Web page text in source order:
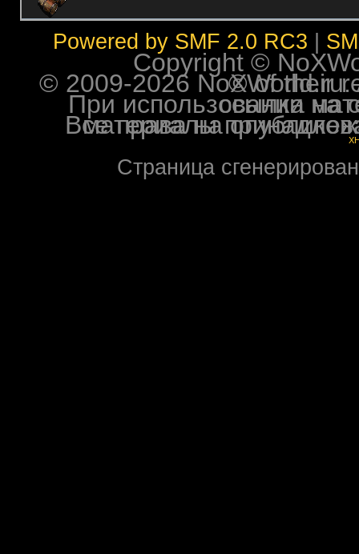
Powered by SMF 2.0 RC3
Copyright ©
© 2009-2026 NoXWorld.ru. All
При использовании
Все права на опубликованные на форуме
Страница